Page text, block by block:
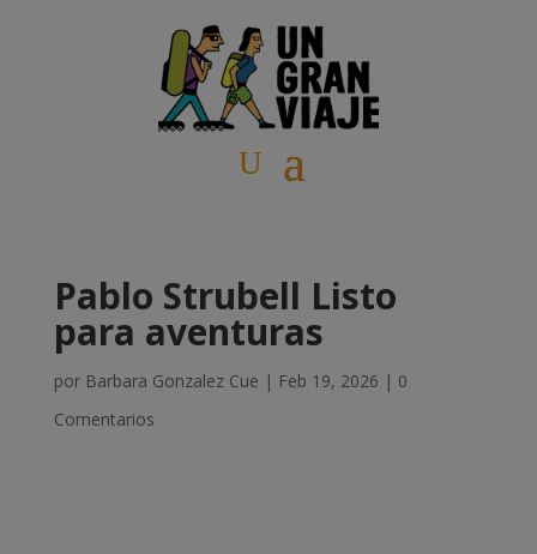
Pablo Strubell Listo
para aventuras
por Barbara Gonzalez Cue | Feb 19, 2026 | 0
Comentarios